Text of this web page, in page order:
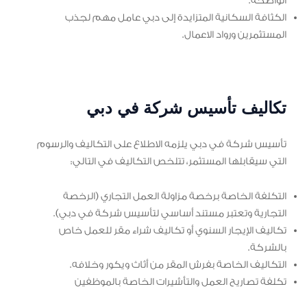
الكثافة السكانية المتزايدة إلى دبي عامل مهم لجذب
المستثمرين ورواد الاعمال.
تكاليف تأسيس شركة في دبي
تأسيس شركة في دبي يلزمه الاطلاع على التكاليف والرسوم
التي سيقابلها المستثمر، تتلخص التكاليف في التالي:
التكلفة الخاصة برخصة مزاولة العمل التجاري (الرخصة
التجارية وتعتبر مستند أساسي لتأسيس شركة في دبي).
تكاليف الإيجار السنوي أو تكاليف شراء مقر للعمل خاص
بالشركة.
التكاليف الخاصة بفرش المقر من أثاث ويكور وخلافه.
تكلفة تصاريح العمل والتأشيرات الخاصة بالموظفين